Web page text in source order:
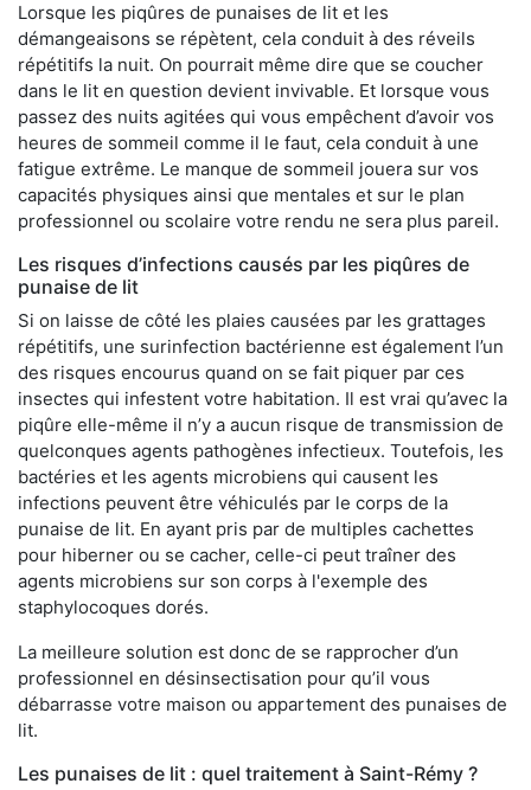
Lorsque les piqûres de punaises de lit et les
démangeaisons se répètent, cela conduit à des réveils
répétitifs la nuit. On pourrait même dire que se coucher
dans le lit en question devient invivable. Et lorsque vous
passez des nuits agitées qui vous empêchent d’avoir vos
heures de sommeil comme il le faut, cela conduit à une
fatigue extrême. Le manque de sommeil jouera sur vos
capacités physiques ainsi que mentales et sur le plan
professionnel ou scolaire votre rendu ne sera plus pareil.
Les risques d’infections causés par les piqûres de
punaise de lit
Si on laisse de côté les plaies causées par les grattages
répétitifs, une surinfection bactérienne est également l’un
des risques encourus quand on se fait piquer par ces
insectes qui infestent votre habitation. Il est vrai qu’avec la
piqûre elle-même il n’y a aucun risque de transmission de
quelconques agents pathogènes infectieux. Toutefois, les
bactéries et les agents microbiens qui causent les
infections peuvent être véhiculés par le corps de la
punaise de lit. En ayant pris par de multiples cachettes
pour hiberner ou se cacher, celle-ci peut traîner des
agents microbiens sur son corps à l'exemple des
staphylocoques dorés.
La meilleure solution est donc de se rapprocher d’un
professionnel en désinsectisation pour qu’il vous
débarrasse votre maison ou appartement des punaises de
lit.
Les punaises de lit : quel traitement à Saint-Rémy ?